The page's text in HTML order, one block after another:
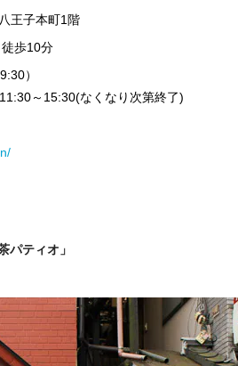
王子本町1階
歩10分
）
～15:30(なくなり次第終了)
パティオ」